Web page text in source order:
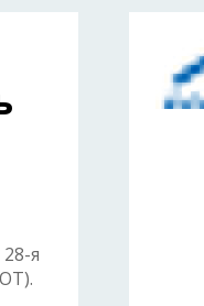
я